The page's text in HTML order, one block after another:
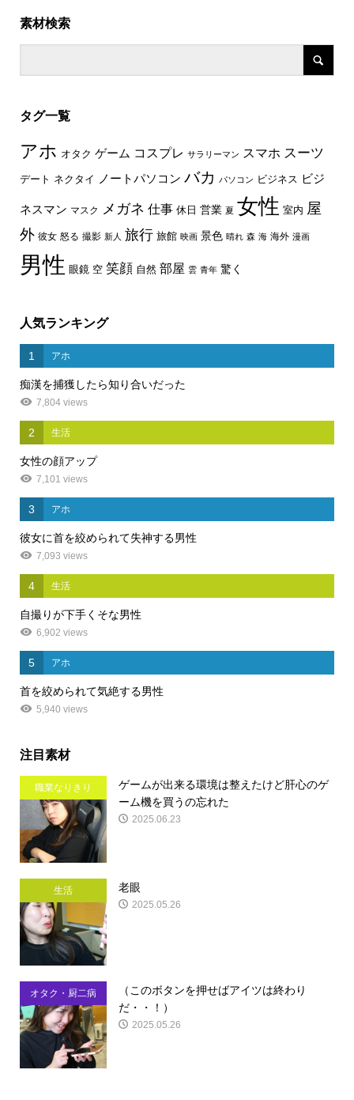
素材検索
タグ一覧
アホ オタク ゲーム コスプレ サラリーマン スマホ スーツ
デート ネクタイ ノートパソコン バカ パソコン ビジネス ビジ
ネスマン マスク メガネ 仕事 休日 営業 夏 女性 室内 屋
外 彼女 怒る 撮影 新人 旅行 旅館 映画 景色 晴れ 森 海 海外 漫画
男性 眼鏡 空 笑顔 自然 部屋 雲 青年 驚く
人気ランキング
1 アホ
痴漢を捕獲したら知り合いだった
7,804 views
2 生活
女性の顔アップ
7,101 views
3 アホ
彼女に首を絞められて失神する男性
7,093 views
4 生活
自撮りが下手くそな男性
6,902 views
5 アホ
首を絞められて気絶する男性
5,940 views
注目素材
職業なりきり
ゲームが出来る環境は整えたけど肝心のゲ
ーム機を買うの忘れた
2025.06.23
生活 老眼
2025.05.26
オタク・厨二病
（このボタンを押せばアイツは終わり
だ・・！）
2025.05.26